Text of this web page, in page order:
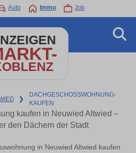
Auto Immo Job
❯
DACHGESCHOSSWOHNUNG-
KAUFEN
kaufen in Neuwied Altwied –
den Dächern der Stadt
in Neuwied Altwied kaufen